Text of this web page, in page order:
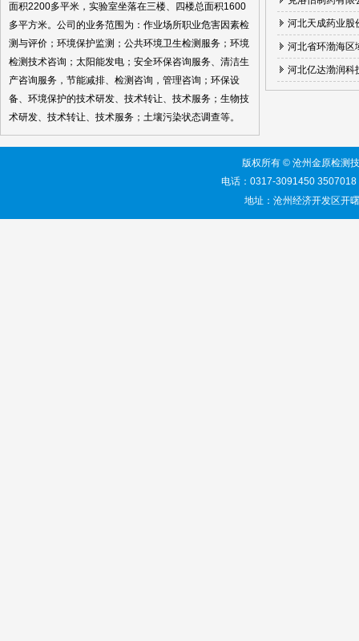
面积2200多平米，实验室坐落在三楼、四楼总面积1600
多平方米。公司的业务范围为：作业场所职业危害因素检
测与评价；环境保护监测；公共环境卫生检测服务；环境
检测技术咨询；太阳能发电；安全环保咨询服务、清洁生
产咨询服务，节能减排、检测咨询，管理咨询；环保设
备、环境保护的技术研发、技术转让、技术服务；生物技
术研发、技术转让、技术服务；土壤污染状态调查等。
版权所有 © 沧州金原检测
电话：0317-3091450
地址：沧州经济开发区开